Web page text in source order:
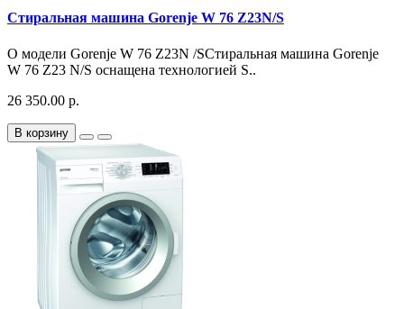
Стиральная машина Gorenje W 76 Z23N/S
О модели Gorenje W 76 Z23N /SСтиральная машина Gorenje
W 76 Z23 N/S оснащена технологией S..
26 350.00 р.
В корзину